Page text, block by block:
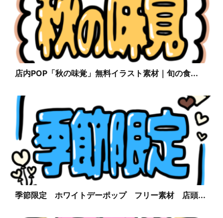
店内POP「秋の味覚」無料イラスト素材｜旬の食...
季節限定 ホワイトデーポップ フリー素材 店頭...